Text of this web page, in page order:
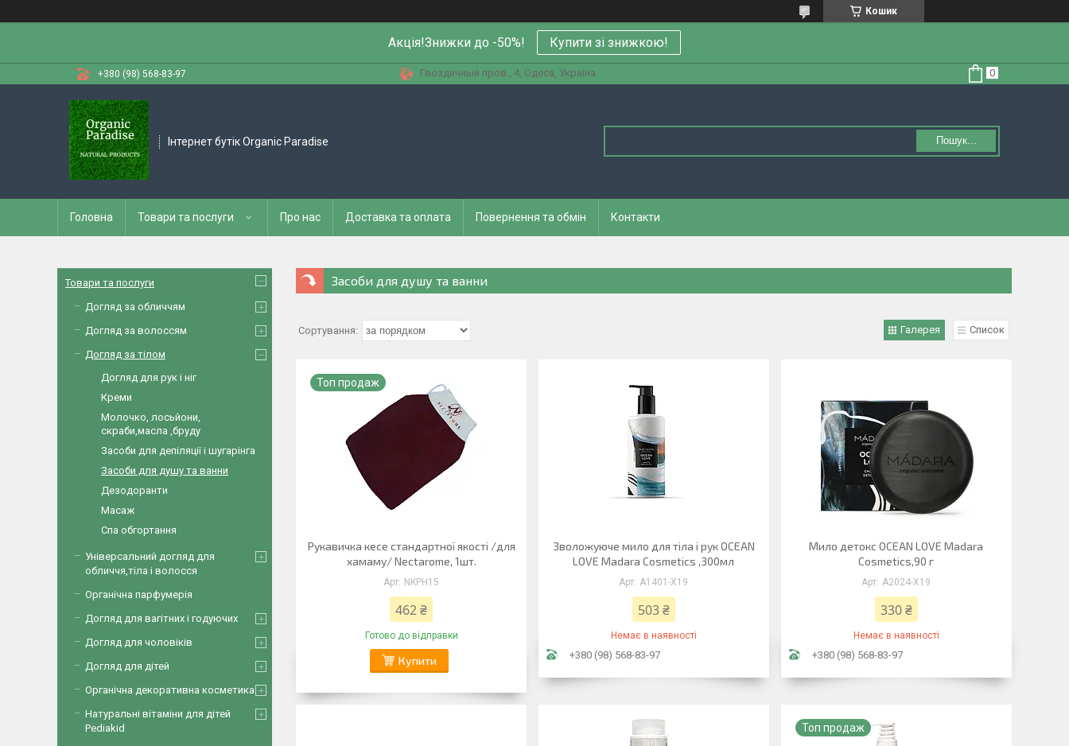
Кошик
Акція!Знижки до -50%! Купити зi знижкою!
+380 (98) 568-83-97 Гвоздичный пров., 4, Одеса, Україна
Інтернет бутік Organic Paradise Пошук...
Головна Товари та послуги Про нас Доставка та оплата Повернення та обмін Контакти
Засоби для душу та ванни
Галерея Список
Топ продаж
Рукавичка кесе стандартної якості /для
хамаму/ Nectarome, 1шт.
NKPH15
462 ₴
Готово до відправки
Купити
Зволожуюче мило для тіла і рук OCEAN
LOVE Madara Cosmetics ,300мл
А1401-Х19
503 ₴
Немає в наявності
+380 (98) 568-83-97
Мило детокс OCEAN LOVE Madara
Cosmetics,90 г
А2024-Х19
330 ₴
Немає в наявності
+380 (98) 568-83-97
Топ продаж
Товари та послуги
Догляд за обличчям
Догляд за волоссям
Догляд за тілом
Догляд для рук і ніг
Креми
Молочко, лосьйони,
скраби,масла ,бруду
Засоби для депіляції і шугарінга
Засоби для душу та ванни
Дезодоранти
Масаж
Спа обгортання
Універсальний догляд для
обличчя,тіла і волосся
Органічна парфумерія
Догляд для вагітних і годуючих
Догляд для чоловіків
Догляд для дітей
Органічна декоративна косметика
Натуральні вітаміни для дітей
Pediakid